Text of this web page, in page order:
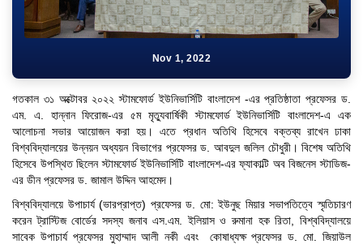
Nov 1, 2022
গতকাল ৩১ অক্টোবর ২০২২ স্টামফোর্ড ইউনিভার্সিটি বাংলাদেশ -এর প্রতিষ্ঠাতা প্রফেসর ড.
এম. এ. হান্নান ফিরোজ-এর ৫ম মৃত্যুবার্ষিকী স্টামফোর্ড ইউনিভার্সিটি বাংলাদেশ-এ এক
আলোচনা সভার আয়োজন করা হয়। এতে প্রধান অতিথি হিসেবে বক্তব্য রাখেন ঢাকা
বিশ্ববিদ্যালয়ের উন্নয়ন অধ্যয়ন বিভাগের প্রফেসর ড. আবদুল জলিল চৌধুরী। বিশেষ অতিথি
হিসেবে উপস্থিত ছিলেন স্টামফোর্ড ইউনিভার্সিটি বাংলাদেশ-এর ফ্যাকাল্টি অব বিজনেস স্টাডিজ-
এর ডীন প্রফেসর ড. জামাল উদ্দিন আহমেদ।
বিশ্ববিদ্যালয়ে উপাচার্য (ভারপ্রাপ্ত) প্রফেসর ড. মো: ইউনুছ মিয়ার সভাপতিত্বে স্মৃতিচারণ
করেন ট্রাস্টিজ বোর্ডের সদস্য জনাব এস.এম. ইলিয়াস ও রুমানা হক রিতা, বিশ্ববিদ্যালয়ে
সাবেক উপাচার্য প্রফেসর মুহাম্মাদ আলী নকী এবং কোষাধ্যক্ষ প্রফেসর ড. মো. জিয়াউল